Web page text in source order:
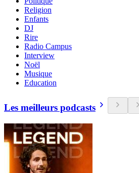
Religion
Enfants
DJ
Rire
Radio Campus
Interview
Noël
Musique
Education
Les meilleurs podcasts